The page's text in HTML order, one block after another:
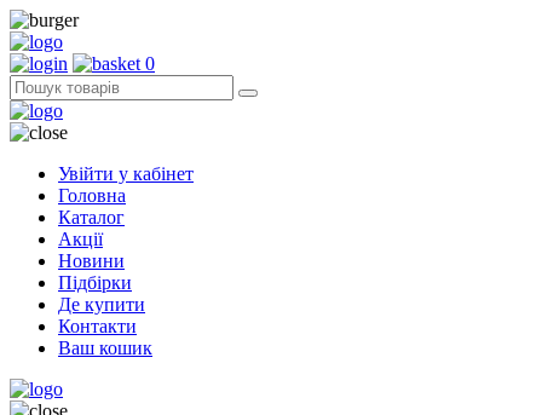
0
Увійти у кабінет
Головна
Каталог
Акції
Новини
Підбірки
Де купити
Контакти
Ваш кошик